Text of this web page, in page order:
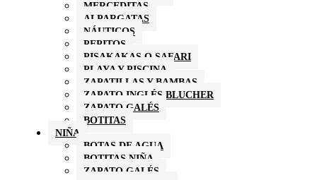
MERCEDITAS
ALPARGATAS
NÁUTICOS
PEPITOS
PISAKAKAS O SAFARI
PLAYA Y PISCINA
ZAPATILLAS Y BAMBAS
ZAPATO INGLÉS BLUCHER
ZAPATO GALÉS
BOTITAS
NIÑA
BOTAS DE AGUA
BOTITAS NIÑA
ZAPATO GALÉS